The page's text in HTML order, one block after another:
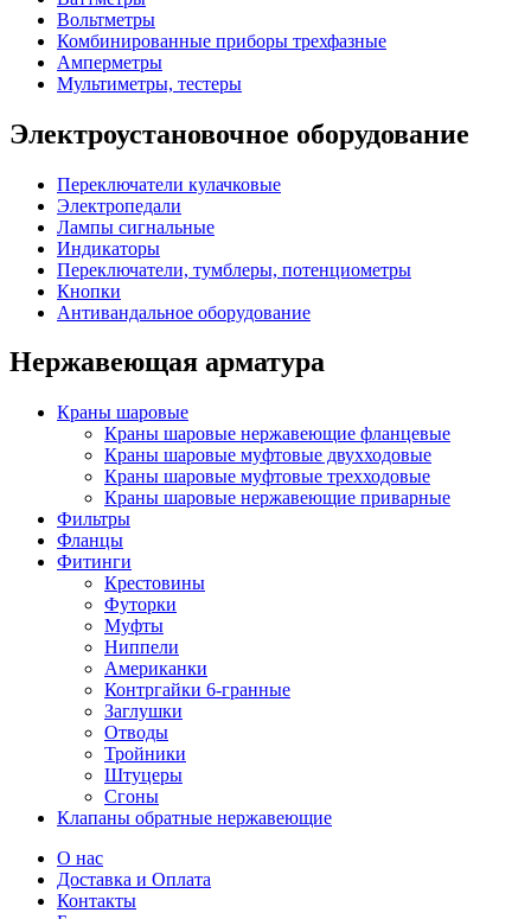
Вольтметры
Комбинированные приборы трехфазные
Амперметры
Мультиметры, тестеры
Электроустановочное оборудование
Переключатели кулачковые
Электропедали
Лампы сигнальные
Индикаторы
Переключатели, тумблеры, потенциометры
Кнопки
Антивандальное оборудование
Нержавеющая арматура
Краны шаровые
Краны шаровые нержавеющие фланцевые
Краны шаровые муфтовые двухходовые
Краны шаровые муфтовые трехходовые
Краны шаровые нержавеющие приварные
Фильтры
Фланцы
Фитинги
Крестовины
Футорки
Муфты
Ниппели
Американки
Контргайки 6-гранные
Заглушки
Отводы
Тройники
Штуцеры
Сгоны
Клапаны обратные нержавеющие
О нас
Доставка и Оплата
Контакты